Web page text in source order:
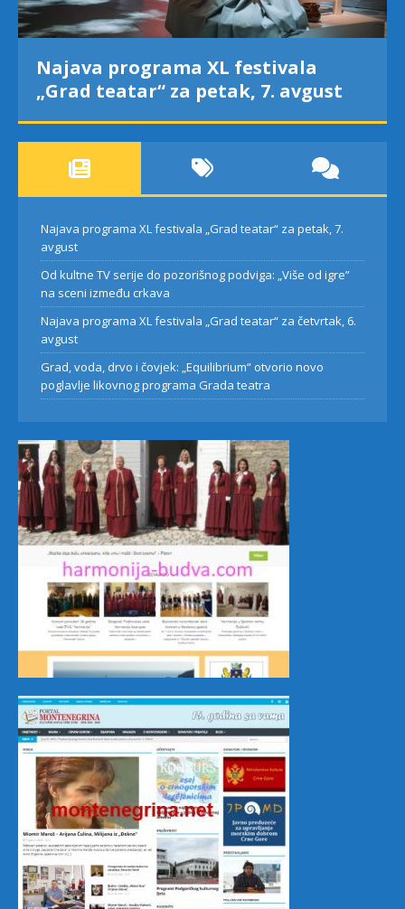
Najava programa XL festivala
„Grad teatar“ za petak, 7. avgust
Najava programa XL festivala „Grad teatar“ za petak, 7.
avgust
Od kultne TV serije do pozorišnog podviga: „Više od igre”
na sceni između crkava
Najava programa XL festivala „Grad teatar“ za četvrtak, 6.
avgust
Grad, voda, drvo i čovjek: „Equilibrium“ otvorio novo
poglavlje likovnog programa Grada teatra